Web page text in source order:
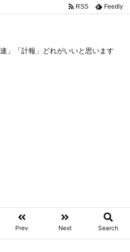
」「計報」どれがいいと思います
Prev Next Search
RSS Feedly